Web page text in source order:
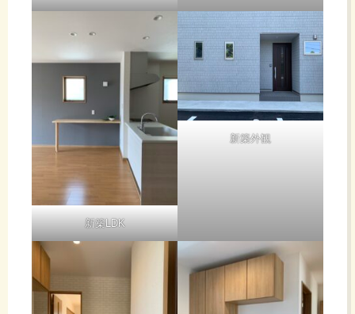
新築LDK
新築外観